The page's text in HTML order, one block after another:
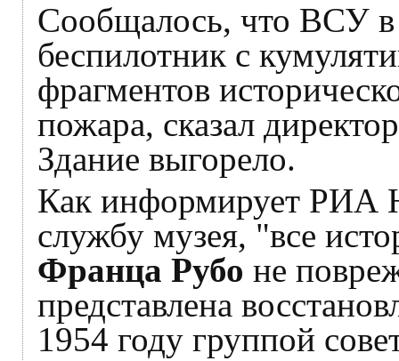
Сообщалось, что ВСУ в
беспилотник с
фрагментов
пожара, сказал
Здание выгорело.
Как информирует РИА
службу музея, "все
Франца Рубо не
представлена
1954 году группой